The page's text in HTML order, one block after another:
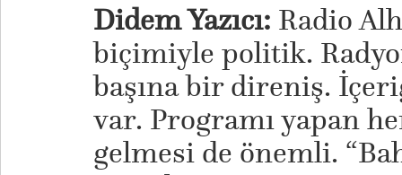
Didem Yazıcı: Radio
biçimiyle politik.
başına bir direniş.
var. Programı yapan
gelmesi de önemli.